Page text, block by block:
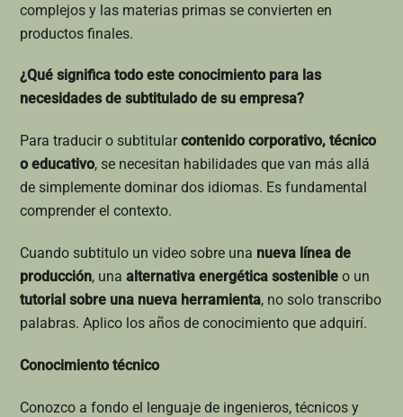
complejos y las materias primas se convierten en
productos finales.
¿Qué significa todo este conocimiento para las
necesidades de subtitulado de su empresa?
Para traducir o subtitularcontenido corporativo, técnico
o educativo, se necesitan habilidades que van más allá
de simplemente dominar dos idiomas. Es fundamental
comprender el contexto.
Cuando subtitulo un video sobre una nueva línea de
producción, unaalternativa energética sostenible o un
tutorial sobre una nueva herramienta, no solo transcribo
palabras. Aplico los años de conocimiento que adquirí.
Conocimiento técnico
Conozco a fondo el lenguaje de ingenieros, técnicos y